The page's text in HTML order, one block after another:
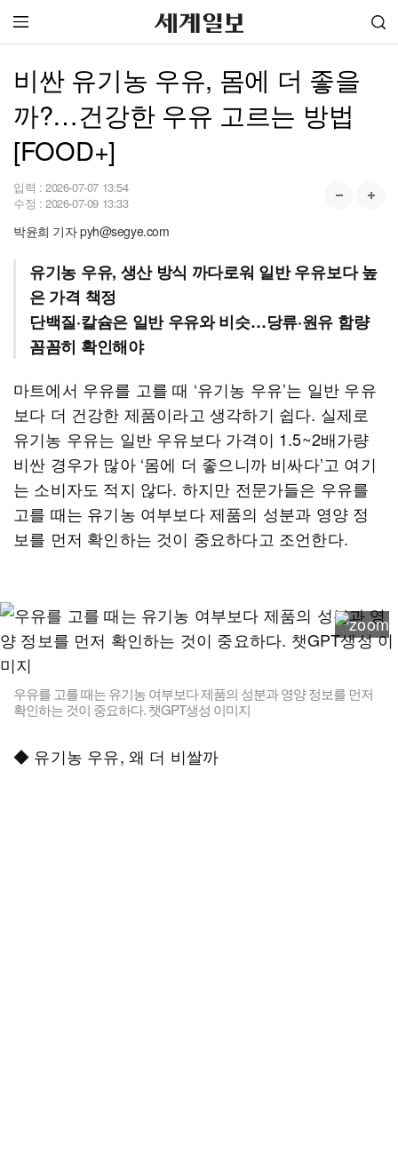
비싼 유기농 우유, 몸에 더 좋을
까?…건강한 우유 고르는 방법
[FOOD+]
입력 : 2026-07-07 13:54
수정 : 2026-07-09 13:33
박윤희 기자 pyh@segye.com
유기농 우유, 생산 방식 까다로워 일반 우유보다 높
은 가격 책정
단백질·칼슘은 일반 우유와 비슷…당류·원유 함량
꼼꼼히 확인해야
마트에서 우유를 고를 때 ‘유기농 우유’는 일반 우유
보다 더 건강한 제품이라고 생각하기 쉽다. 실제로
유기농 우유는 일반 우유보다 가격이 1.5~2배가량
비싼 경우가 많아 ‘몸에 더 좋으니까 비싸다’고 여기
는 소비자도 적지 않다. 하지만 전문가들은 우유를
고를 때는 유기농 여부보다 제품의 성분과 영양 정
보를 먼저 확인하는 것이 중요하다고 조언한다.
우유를 고를 때는 유기농 여부보다 제품의 성분과 영양 정보를 먼저
확인하는 것이 중요하다. 챗GPT생성 이미지
◆ 유기농 우유, 왜 더 비쌀까